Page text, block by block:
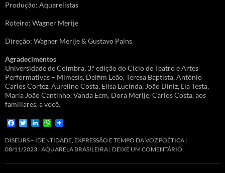
Produção: Aquarelistas
Roteiro: Wagner Merije
Direção: Wagner Merije & Gustavo Pains
Agradecimentos
Universidade de Coimbra, 3.ª edição do Ciclo de Teatro e Artes
Performativas – Mimesis, Delfim Leão, Teresa Baptista, António
Carlos Cortez, Aurelino Costa, Elisa Lucinda, João Diniz, Lia Testa,
Maria João Cantinho, Vanda Ecm, Dora Merije, Carlos Costa, aos
familiares, a você.
F
c
e
b
o
T
i
t
t
e
n
k
e
d
W
a
t
s
A
DISEURS – IDENTIDADE, EXPRESSÃO E TEMPO DA VOZ POÉTICA
08/11/2023 AQUARELA BRASILEIRA DEIXE UM COMENTÁRIO